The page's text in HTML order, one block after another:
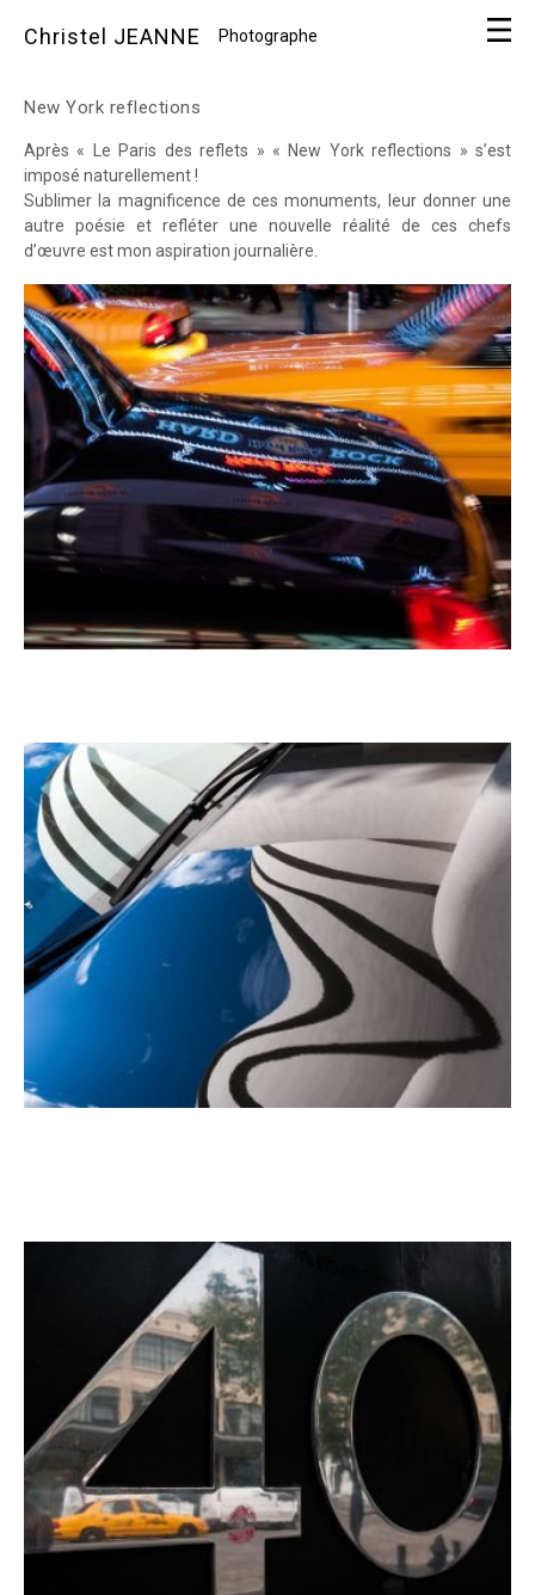
Christel JEANNE Photographe
New York reflections
Après « Le Paris des reflets » « New York reflections » s’est
imposé naturellement !
Sublimer la magnificence de ces monuments, leur donner une
autre poésie et refléter une nouvelle réalité de ces chefs
d’œuvre est mon aspiration journalière.